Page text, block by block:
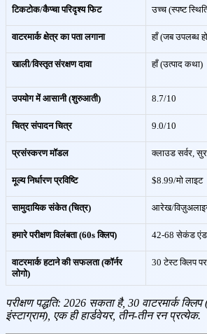
टिकटोक/कैप्चा परिदृश्य फिट उच्च (स्पष्ट
वाटरमार्क क्षेत्र का पता लगाना हाँ (जब उपलब्ध
खाली/विस्तृत संरक्षण दावा हाँ (उत्पाद कथा)
उपयोग में आसानी (शुरुआती) 8.7/10
चित्र संपादन चित्र 9.0/10
प्रसंस्करण मॉडल क्लाउड सर्वर,
मूल्य निर्धारण प्रविष्टि $8.99/मो लाइट
सामुदायिक संकेत (चित्र) आरेख/
हमारे परीक्षण विलंबता (60s क्लिप) 42-68 सेकंड
वाटरमार्क हटाने की सफलता (कॉर्नर
लोगो)
30 टेस्ट क्लिप पर
परीक्षण पद्धति: 2026 सकता है, 30 वाटरमार्क
इंस्टाग्राम), एक ही हार्डवेयर, तीन-तीन रन प्रत्येक.